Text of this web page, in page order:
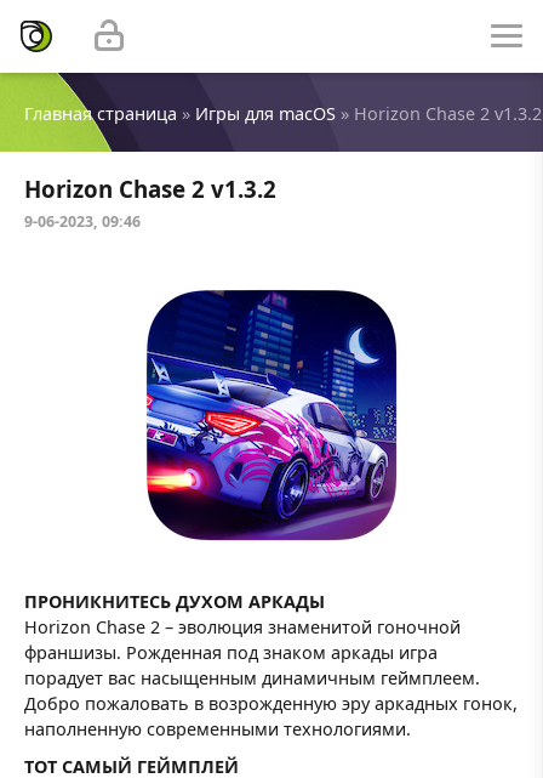
Главная страница » Игры для macOS » Horizon Chase 2 v1.3.2
Horizon Chase 2 v1.3.2
9-06-2023, 09:46
ПРОНИКНИТЕСЬ ДУХОМ АРКАДЫ
Horizon Chase 2 – эволюция знаменитой гоночной
франшизы. Рожденная под знаком аркады игра
порадует вас насыщенным динамичным геймплеем.
Добро пожаловать в возрожденную эру аркадных гонок,
наполненную современными технологиями.
ТОТ САМЫЙ ГЕЙМПЛЕЙ